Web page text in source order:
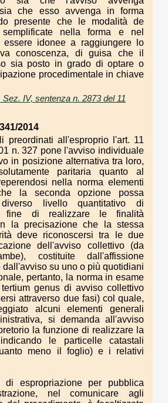
sia che esso avvenga in forma
presente che le modalità de
nella forma e nel
essere idonee a raggiungere lo
conoscenza, di guisa che il
sia posto in grado di optare o
procedimentale in chiave
IV, sentenza n. 2873 del 11
2014
preordinati all'esproprio l'art. 11
n. 327 pone l'avviso individuale
in posizione alternativa tra loro,
paritaria quanto al
nella norma elementi
la seconda opzione possa
livello quantitativo di
fine di realizzare le finalità
la precisazione che la stessa
deve riconoscersi tra le due
dell'avviso collettivo (da
costituite dall'affissione
su uno o più quotidiani
pertanto, la norma in esame
genus di avviso collettivo
attraverso due fasi) col quale,
alcuni elementi generali
si demanda all'avviso
la funzione di realizzare la
le particelle catastali
meno il foglio) e i relativi
di espropriazione per pubblica
nel comunicare agli